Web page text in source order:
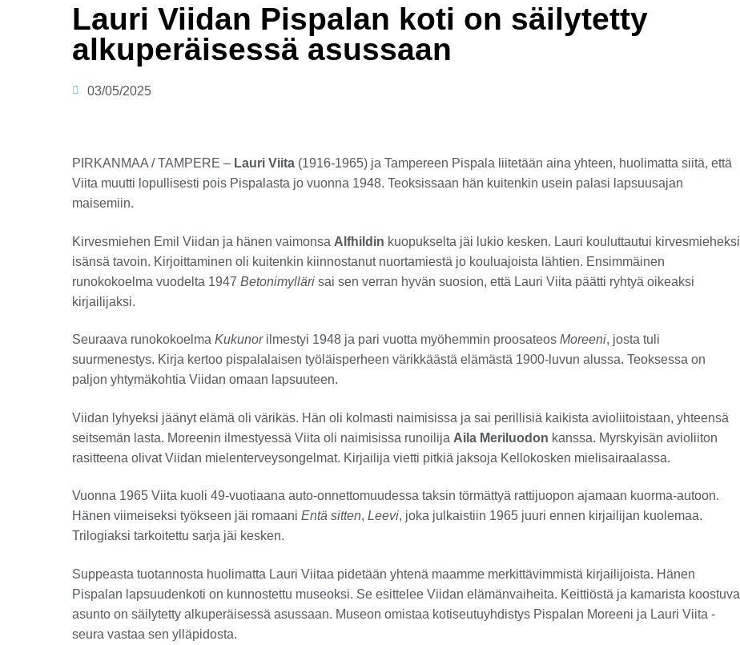
Lauri Viidan Pispalan koti on säilytetty
alkuperäisessä asussaan
03/05/2025
PIRKANMAA / TAMPERE – Lauri Viita (1916-1965) ja Tampereen Pispala liitetään aina yhteen, huolimatta siitä, että
Viita muutti lopullisesti pois Pispalasta jo vuonna 1948. Teoksissaan hän kuitenkin usein palasi lapsuusajan
maisemiin.
Kirvesmiehen Emil Viidan ja hänen vaimonsa Alfhildin kuopukselta jäi lukio kesken. Lauri kouluttautui kirvesmieheksi
isänsä tavoin. Kirjoittaminen oli kuitenkin kiinnostanut nuortamiestä jo kouluajoista lähtien. Ensimmäinen
runokokoelma vuodelta 1947 Betonimylläri sai sen verran hyvän suosion, että Lauri Viita päätti ryhtyä oikeaksi
kirjailijaksi.
Seuraava runokokoelma Kukunorilmestyi 1948 ja pari vuotta myöhemmin proosateos Moreeni, josta tuli
suurmenestys. Kirja kertoo pispalalaisen työläisperheen värikkäästä elämästä 1900-luvun alussa. Teoksessa on
paljon yhtymäkohtia Viidan omaan lapsuuteen.
Viidan lyhyeksi jäänyt elämä oli värikäs. Hän oli kolmasti naimisissa ja sai perillisiä kaikista avioliitoistaan, yhteensä
seitsemän lasta. Moreenin ilmestyessä Viita oli naimisissa runoilija Aila Meriluodon kanssa. Myrskyisän avioliiton
rasitteena olivat Viidan mielenterveysongelmat. Kirjailija vietti pitkiä jaksoja Kellokosken mielisairaalassa.
Vuonna 1965 Viita kuoli 49-vuotiaana auto-onnettomuudessa taksin törmättyä rattijuopon ajamaan kuorma-autoon.
Hänen viimeiseksi työkseen jäi romaani Entä sitten, Leevi, joka julkaistiin 1965 juuri ennen kirjailijan kuolemaa.
Trilogiaksi tarkoitettu sarja jäi kesken.
Suppeasta tuotannosta huolimatta Lauri Viitaa pidetään yhtenä maamme merkittävimmistä kirjailijoista. Hänen
Pispalan lapsuudenkoti on kunnostettu museoksi. Se esittelee Viidan elämänvaiheita. Keittiöstä ja kamarista koostuva
asunto on säilytetty alkuperäisessä asussaan. Museon omistaa kotiseutuyhdistys Pispalan Moreeni ja Lauri Viita -
seura vastaa sen ylläpidosta.